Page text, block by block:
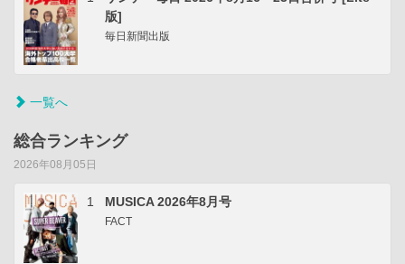
版]
毎日新聞出版
一覧へ
総合ランキング
2026年08月05日
1 MUSICA 2026年8月号
FACT